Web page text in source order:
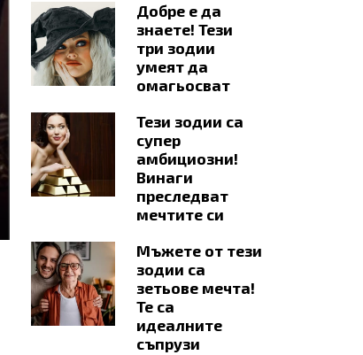
Добре е да
знаете! Тези
три зодии
умеят да
омагьосват
Тези зодии са
супер
амбициозни!
Винаги
преследват
мечтите си
Мъжете от тези
зодии са
зетьове мечта!
Те са
идеалните
съпрузи